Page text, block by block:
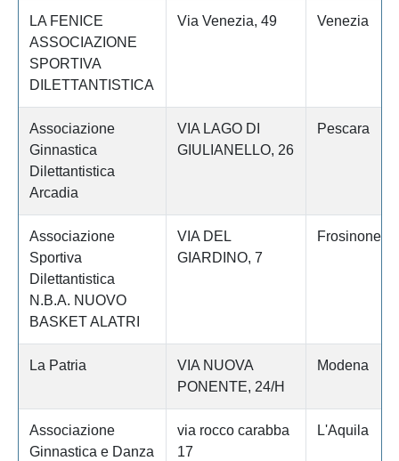
LA FENICE
ASSOCIAZIONE
SPORTIVA
DILETTANTISTICA
Via Venezia, 49 Venezia
Associazione
Ginnastica
Dilettantistica
Arcadia
VIA LAGO DI
GIULIANELLO, 26
Pescara
Associazione
Sportiva
Dilettantistica
N.B.A. NUOVO
BASKET ALATRI
VIA DEL
GIARDINO, 7
Frosinone
La Patria
VIA NUOVA
PONENTE, 24/H
Modena
Associazione
Ginnastica e Danza
via rocco carabba
17
L'Aquila